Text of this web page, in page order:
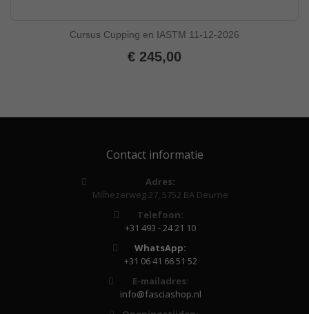
Cursus Cupping en IASTM 11-12-2026
€ 245,00
Contact informatie
Adres:
Milhezerweg 27, 5752 BA Deurne
Telefoon:
+31 493 - 24 21 10
WhatsApp:
+31 06 41 66 51 52
E-mailadres:
info@fasciashop.nl